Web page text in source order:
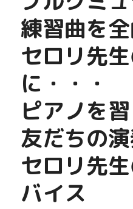
練習曲を
セロリ先
に・・・
ピアノを
友だちの
セロリ先
バイス